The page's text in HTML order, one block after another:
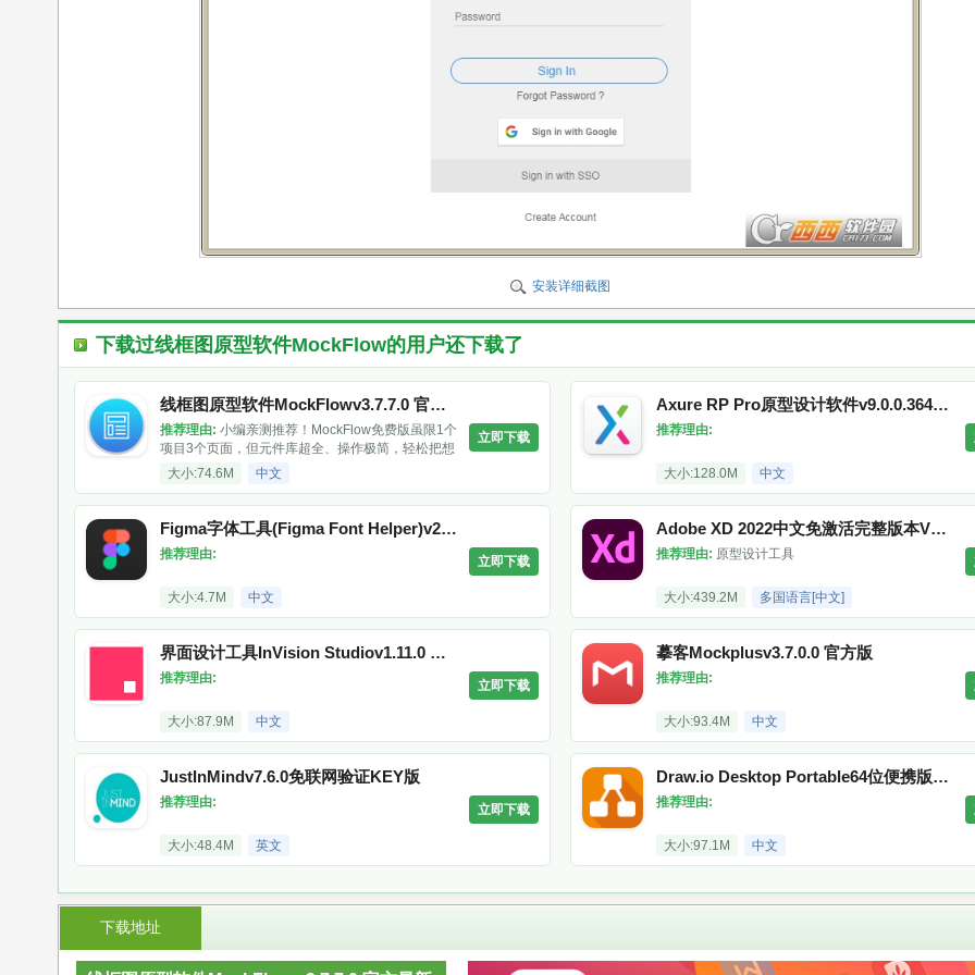
安装详细截图
下载过线框图原型软件MockFlow的用户还下载了
线框图原型软件MockFlowv3.7.7.0 官方最新版
推荐理由: 小编亲测推荐！MockFlow免费版虽限1个
项目3个页面，但元件库超全、操作极简，轻松把想
法变原型。支持站点地图、风格指南和团队评审，
大小:74.6M 中文
立即下载
Axure RP Pro原型设计软件v9.0.0.3648免费汉化包版
推荐理由:
大小:128.0M 中文
Figma字体工具(Figma Font Helper)v21.0.0.0官方版
推荐理由:
大小:4.7M 中文
立即下载
Adobe XD 2022中文免激活完整版本V54.1.12.1安装最新版本
推荐理由: 原型设计工具
大小:439.2M 多国语言[中文]
界面设计工具InVision Studiov1.11.0 官方版
推荐理由:
大小:87.9M 中文
立即下载
摹客Mockplusv3.7.0.0 官方版
推荐理由:
大小:93.4M 中文
JustInMindv7.6.0免联网验证KEY版
推荐理由:
大小:48.4M 英文
立即下载
Draw.io Desktop Portable64位便携版V13.3.5.394 2026官方中文版
推荐理由:
大小:97.1M 中文
下载地址